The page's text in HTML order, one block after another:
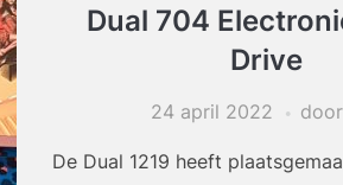
Dual 704
Drive
24 april 2022
De Dual 1219 heeft